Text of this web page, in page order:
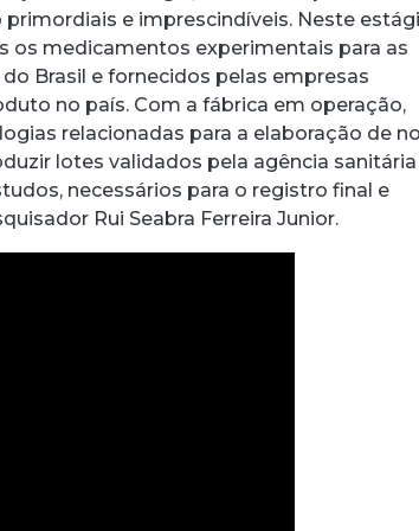
primordiais e imprescindíveis. Neste
os medicamentos experimentais para as
Brasil e fornecidos pelas empresas
no país. Com a fábrica em operação,
relacionadas para a elaboração de
lotes validados pela agência sanitária
necessários para o registro final e
Rui Seabra Ferreira Junior.